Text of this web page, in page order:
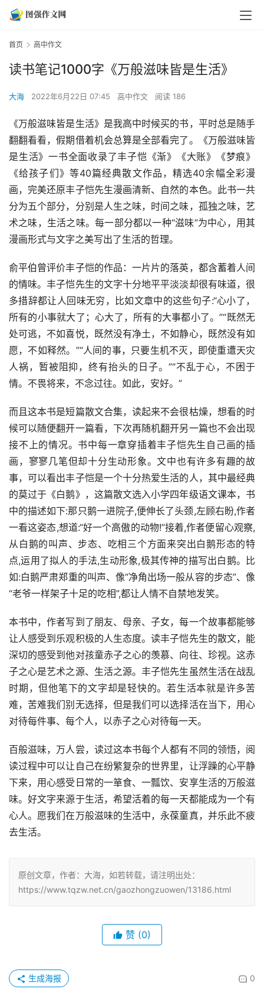
首页 高中作文
读书笔记1000字《万般滋味皆是生活》
大海 2022年6月22日 07:45 高中作文 阅读 186
《万般滋味皆是生活》是我高中时候买的书，平时总是随手
翻翻看看，假期借着机会总算是全部看完了。《万般滋味皆
是生活》一书全面收录了丰子恺《渐》《大账》《梦痕》
《给孩子们》等40篇经典散文作品，精选40余幅全彩漫
画，完美还原丰子恺先生漫画清新、自然的本色。此书一共
分为五个部分，分别是人生之味，时间之味，孤独之味，艺
术之味，生活之味。每一部分都以一种“滋味”为中心，用其
漫画形式与文字之美写出了生活的哲理。
俞平伯曾评价丰子恺的作品：一片片的落英，都含蓄着人间
的情味。丰子恺先生的文字十分地平平淡淡却很有味道，很
多措辞都让人回味无穷，比如文章中的这些句子:“心小了，
所有的小事就大了；心大了，所有的大事都小了。”“既然无
处可逃，不如喜悦，既然没有净土，不如静心，既然没有如
愿，不如释然。”“人间的事，只要生机不灭，即使重遭天灾
人祸，暂被阻抑，终有抬头的日子。”“不乱于心，不困于
情。不畏将来，不念过往。如此，安好。”
而且这本书是短篇散文合集，读起来不会很枯燥，想看的时
候可以随便翻开一篇看，下次再随机翻开另一篇也不会出现
接不上的情况。书中每一章穿插着丰子恺先生自己画的插
画，寥寥几笔但却十分生动形象。文中也有许多有趣的故
事，可以看出丰子恺是一个十分热爱生活的人，其中最经典
的莫过于《白鹅》，这篇散文选入小学四年级语文课本，书
中的描述如下:那只鹅一进院子,便伸长了头颈,左顾右盼,作者
一看这姿态,想道:“好一个高傲的动物!”接着,作者便留心观察,
从白鹅的叫声、步态、吃相三个方面来突出白鹅形态的特
点,运用了拟人的手法,生动形象,极其传神的描写出白鹅。比
如:白鹅严肃郑重的叫声、像“净角出场一般从容的步态”、像
“老爷一样架子十足的吃相”,都让人情不自禁地发笑。
本书中，作者写到了朋友、母亲、子女，每一个故事都能够
让人感受到乐观积极的人生态度。读丰子恺先生的散文，能
深切的感受到他对孩童赤子之心的羡慕、向往、珍视。这赤
子之心是艺术之源、生活之源。丰子恺先生虽然生活在战乱
时期，但他笔下的文字却是轻快的。若生活本就是许多苦
难，苦难我们别无选择，但是我们可以选择活在当下，用心
对待每件事、每个人，以赤子之心对待每一天。
百般滋味，万人尝，读过这本书每个人都有不同的领悟，阅
读过程中可以让自己在纷繁复杂的世界里，让浮躁的心平静
下来，用心感受日常的一箪食、一瓢饮、安享生活的万般滋
味。好文字来源于生活，希望活着的每一天都能成为一个有
心人。愿我们在万般滋味的生活中，永葆童真，并乐此不疲
去生活。
原创文章，作者：大海，如若转载，请注明出处：
https://www.tqzw.net.cn/gaozhongzuowen/13186.html
赞 (0)
0
生成海报